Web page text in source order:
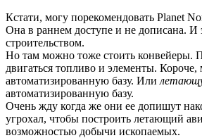
Кстати, могу порекомендовать Planet
Она в раннем доступе и не дописана.
строительством.
Но там можно тоже стоить конвейеры.
двигаться топливо и элементы. Короче,
автоматизированную базу. Или
автоматизированную базу.
Очень жду когда же они ее допишут
угрохал, чтобы построить летающий
возможностью добычи ископаемых.